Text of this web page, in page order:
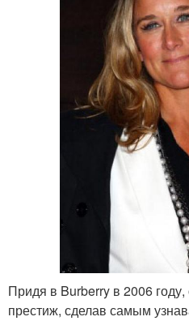
Придя в Burberry в 2006
престиж, сделав самым